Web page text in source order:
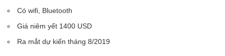
Có wifi, Bluetooth
Giá niêm yết 1400 USD
Ra mắt dự kiến tháng 8/2019